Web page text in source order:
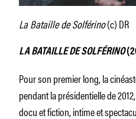
La Bataille de Solférino(c) DR
LA BATAILLE DE SOLFÉRINO
Pour son premier long, la
pendant la présidentielle de
docu et fiction, intime et